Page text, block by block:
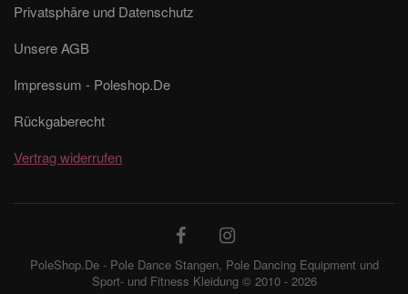
Privatsphäre und Datenschutz
Unsere AGB
Impressum - Poleshop.De
Rückgaberecht
Vertrag widerrufen
PoleShop.De - Pole Dance Stangen, Pole Dancing Equipment und
Sport- und Fitness Kleidung © 2010 - 2026